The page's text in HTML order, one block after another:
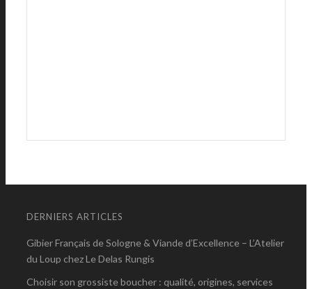
DERNIERS ARTICLES
Gibier Français de Sologne & Viande d’Excellence – L’Atelier
du Loup chez Le Delas Rungis
Choisir son grossiste boucher : qualité, origines, services